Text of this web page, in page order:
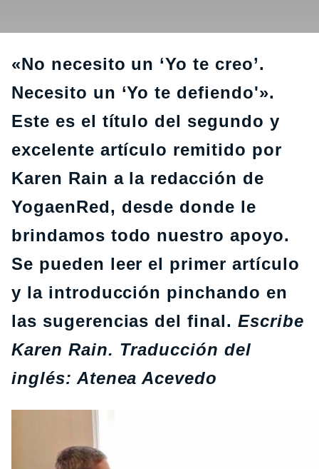
«No necesito un ‘Yo te creo’.
Necesito un ‘Yo te defiendo'».
Este es el título del segundo y
excelente artículo remitido por
Karen Rain a la redacción de
YogaenRed, desde donde le
brindamos todo nuestro apoyo.
Se pueden leer el primer artículo
y la introducción pinchando en
las sugerencias del final. Escribe
Karen Rain. Traducción del
inglés: Atenea Acevedo